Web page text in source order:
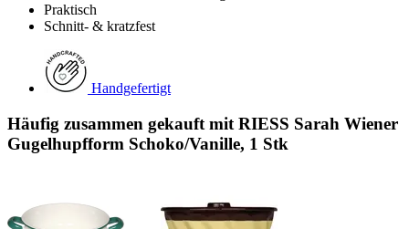
Praktisch
Schnitt- & kratzfest
Handgefertigt
Häufig zusammen gekauft mit RIESS Sarah Wiener
Gugelhupfform Schoko/Vanille, 1 Stk